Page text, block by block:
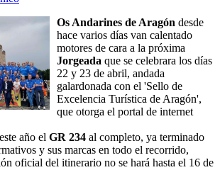
Os Andarines de Aragón desde
hace varios días van calentado
motores de cara a la próxima
Jorgeada que se celebrara los días
22 y 23 de abril, andada
galardonada con el 'Sello de
Excelencia Turística de Aragón',
que otorga el portal de internet
año el GR 234 al completo, ya terminado
y sus marcas en todo el recorrido,
oficial del itinerario no se hará hasta el 16 de